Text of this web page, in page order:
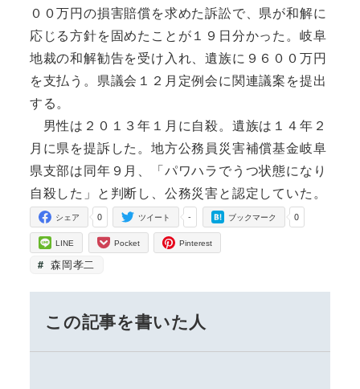
００万円の損害賠償を求めた訴訟で、県が和解に
応じる方針を固めたことが１９日分かった。岐阜
地裁の和解勧告を受け入れ、遺族に９６００万円
を支払う。県議会１２月定例会に関連議案を提出
する。
男性は２０１３年１月に自殺。遺族は１４年２
月に県を提訴した。地方公務員災害補償基金岐阜
県支部は同年９月、「パワハラでうつ状態になり
自殺した」と判断し、公務災害と認定していた。
0
シェア -
ツイート 0
ブックマーク
LINE Pocket Pinterest
森岡孝二
この記事を書いた人